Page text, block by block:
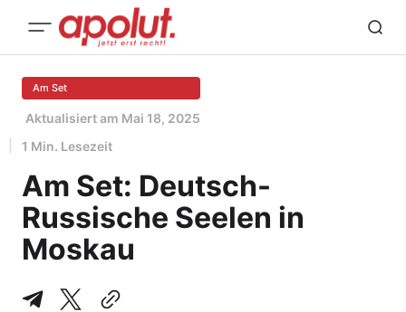
Am Set
Aktualisiert am Mai 18, 2025
1 Min. Lesezeit
Am Set: Deutsch-
Russische Seelen in
Moskau